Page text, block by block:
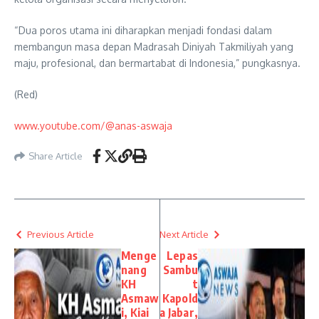
“Dua poros utama ini diharapkan menjadi fondasi dalam
membangun masa depan Madrasah Diniyah Takmiliyah yang
maju, profesional, dan bermartabat di Indonesia,” pungkasnya.
(Red)
www.youtube.com/@anas-aswaja
Share Article
Previous Article
Menge
nang
KH
Asmaw
i, Kiai
Next Article
Lepas
Sambu
t
Kapold
a Jabar,